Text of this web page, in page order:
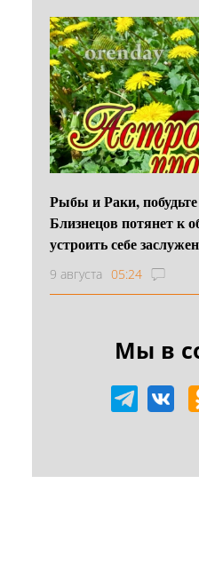
Рыбы и Раки, побудьте
Близнецов потянет к
устроить себе
9 августа 05:24
Мы в